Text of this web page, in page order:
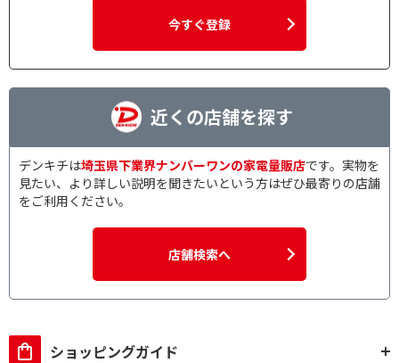
今すぐ登録
近くの店舗を探す
デンキチは埼玉県下業界ナンバーワンの家電量販店です。実物を
見たい、より詳しい説明を聞きたいという方はぜひ最寄りの店舗
をご利用ください。
店舗検索へ
ショッピングガイド